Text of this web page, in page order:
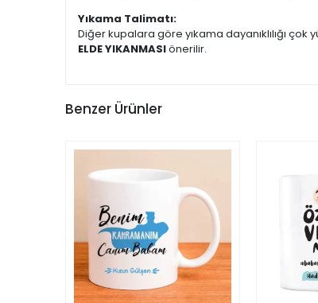
Yıkama Talimatı:
Diğer kupalara göre yıkama dayanıklılığı
ELDE YIKANMASIönerilir.
Benzer Ürünler